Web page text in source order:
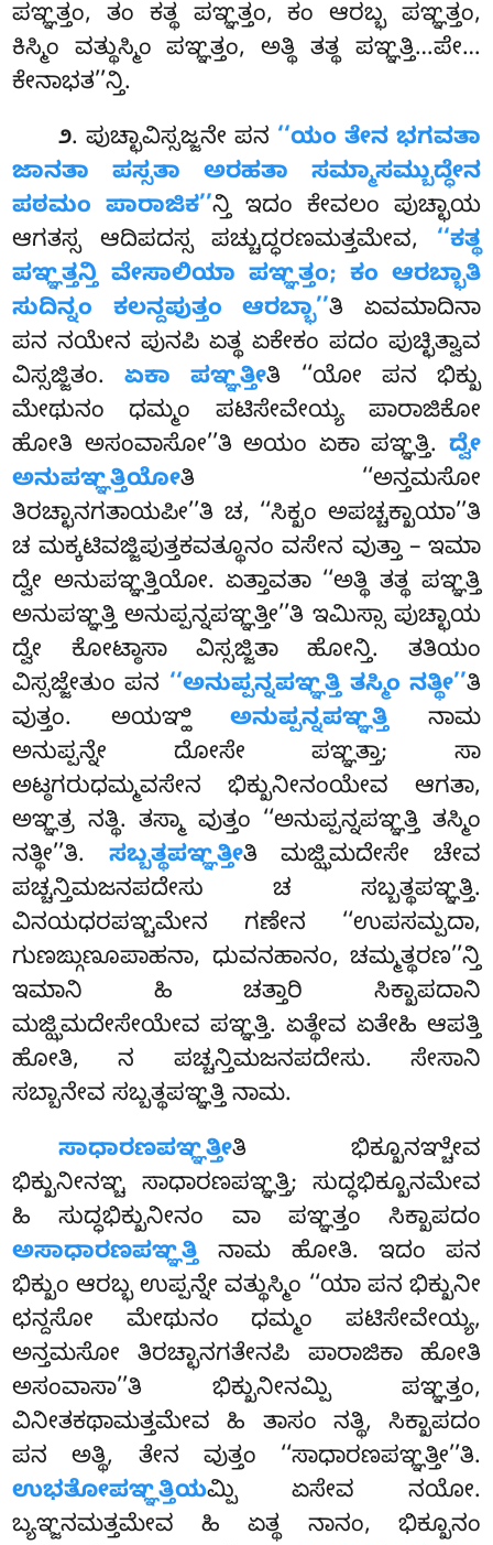
ಪಞ್ಞತ್ತಂ, ತಂ ಕತ್ಥ ಪಞ್ಞತ್ತಂ, ಕಂ ಆರಬ್ಭ ಪಞ್ಞತ್ತಂ,
ಕಿಸ್ಮಿಂ ವತ್ಥುಸ್ಮಿಂ ಪಞ್ಞತ್ತಂ, ಅತ್ಥಿ ತತ್ಥ ಪಞ್ಞತ್ತಿ…ಪೇ…
ಕೇನಾಭತ’’ನ್ತಿ.
೨. ಪುಚ್ಛಾವಿಸ್ಸಜ್ಜನೇ ಪನ ‘‘ಯಂ ತೇನ ಭಗವತಾ
ಜಾನತಾ ಪಸ್ಸತಾ ಅರಹತಾ ಸಮ್ಮಾಸಮ್ಬುದ್ಧೇನ
ಪಠಮಂ ಪಾರಾಜಿಕ’’ನ್ತಿ ಇದಂ ಕೇವಲಂ ಪುಚ್ಛಾಯ
ಆಗತಸ್ಸ ಆದಿಪದಸ್ಸ ಪಚ್ಚುದ್ಧರಣಮತ್ತಮೇವ, ‘‘ಕತ್ಥ
ಪಞ್ಞತ್ತನ್ತಿ ವೇಸಾಲಿಯಾ ಪಞ್ಞತ್ತಂ; ಕಂ ಆರಬ್ಭಾತಿ
ಸುದಿನ್ನಂ ಕಲನ್ದಪುತ್ತಂ ಆರಬ್ಭಾ’’ತಿ ಏವಮಾದಿನಾ
ಪನ ನಯೇನ ಪುನಪಿ ಏತ್ಥ ಏಕೇಕಂ ಪದಂ ಪುಚ್ಛಿತ್ವಾವ
ವಿಸ್ಸಜ್ಜಿತಂ.ಏಕಾ ಪಞ್ಞತ್ತೀತಿ ‘‘ಯೋ ಪನ ಭಿಕ್ಖು
ಮೇಥುನಂ ಧಮ್ಮಂ ಪಟಿಸೇವೇಯ್ಯ ಪಾರಾಜಿಕೋ
ಹೋತಿ ಅಸಂವಾಸೋ’’ತಿ ಅಯಂ ಏಕಾ ಪಞ್ಞತ್ತಿ. ದ್ವೇ
ಅನುಪಞ್ಞತ್ತಿಯೋತಿ ‘‘ಅನ್ತಮಸೋ
ತಿರಚ್ಛಾನಗತಾಯಪೀ’’ತಿ ಚ, ‘‘ಸಿಕ್ಖಂ ಅಪಚ್ಚಕ್ಖಾಯಾ’’ತಿ
ಚ ಮಕ್ಕಟಿವಜ್ಜಿಪುತ್ತಕವತ್ಥೂನಂ ವಸೇನ ವುತ್ತಾ – ಇಮಾ
ದ್ವೇ ಅನುಪಞ್ಞತ್ತಿಯೋ. ಏತ್ತಾವತಾ ‘‘ಅತ್ಥಿ ತತ್ಥ ಪಞ್ಞತ್ತಿ
ಅನುಪಞ್ಞತ್ತಿ ಅನುಪ್ಪನ್ನಪಞ್ಞತ್ತೀ’’ತಿ ಇಮಿಸ್ಸಾ ಪುಚ್ಛಾಯ
ದ್ವೇ ಕೋಟ್ಠಾಸಾ ವಿಸ್ಸಜ್ಜಿತಾ ಹೋನ್ತಿ. ತತಿಯಂ
ವಿಸ್ಸಜ್ಜೇತುಂ ಪನ ‘‘ಅನುಪ್ಪನ್ನಪಞ್ಞತ್ತಿ ತಸ್ಮಿಂ ನತ್ಥೀ’’ತಿ
ವುತ್ತಂ. ಅಯಞ್ಹಿಅನುಪ್ಪನ್ನಪಞ್ಞತ್ತಿನಾಮ
ಅನುಪ್ಪನ್ನೇ ದೋಸೇ ಪಞ್ಞತ್ತಾ; ಸಾ
ಅಟ್ಠಗರುಧಮ್ಮವಸೇನ ಭಿಕ್ಖುನೀನಂಯೇವ ಆಗತಾ,
ಅಞ್ಞತ್ರ ನತ್ಥಿ. ತಸ್ಮಾ ವುತ್ತಂ ‘‘ಅನುಪ್ಪನ್ನಪಞ್ಞತ್ತಿ ತಸ್ಮಿಂ
ನತ್ಥೀ’’ತಿ. ಸಬ್ಬತ್ಥಪಞ್ಞತ್ತೀತಿ ಮಜ್ಝಿಮದೇಸೇ ಚೇವ
ಪಚ್ಚನ್ತಿಮಜನಪದೇಸು ಚ ಸಬ್ಬತ್ಥಪಞ್ಞತ್ತಿ.
ವಿನಯಧರಪಞ್ಚಮೇನ ಗಣೇನ ‘‘ಉಪಸಮ್ಪದಾ,
ಗುಣಙ್ಗುಣೂಪಾಹನಾ, ಧುವನಹಾನಂ, ಚಮ್ಮತ್ಥರಣ’’ನ್ತಿ
ಇಮಾನಿ ಹಿ ಚತ್ತಾರಿ ಸಿಕ್ಖಾಪದಾನಿ
ಮಜ್ಝಿಮದೇಸೇಯೇವ ಪಞ್ಞತ್ತಿ. ಏತ್ಥೇವ ಏತೇಹಿ ಆಪತ್ತಿ
ಹೋತಿ, ನ ಪಚ್ಚನ್ತಿಮಜನಪದೇಸು. ಸೇಸಾನಿ
ಸಬ್ಬಾನೇವ ಸಬ್ಬತ್ಥಪಞ್ಞತ್ತಿ ನಾಮ.
ಸಾಧಾರಣಪಞ್ಞತ್ತೀತಿ ಭಿಕ್ಖೂನಞ್ಚೇವ
ಭಿಕ್ಖುನೀನಞ್ಚ ಸಾಧಾರಣಪಞ್ಞತ್ತಿ; ಸುದ್ಧಭಿಕ್ಖೂನಮೇವ
ಹಿ ಸುದ್ಧಭಿಕ್ಖುನೀನಂ ವಾ ಪಞ್ಞತ್ತಂ ಸಿಕ್ಖಾಪದಂ
ಅಸಾಧಾರಣಪಞ್ಞತ್ತಿನಾಮ ಹೋತಿ. ಇದಂ ಪನ
ಭಿಕ್ಖುಂ ಆರಬ್ಭ ಉಪ್ಪನ್ನೇ ವತ್ಥುಸ್ಮಿಂ ‘‘ಯಾ ಪನ ಭಿಕ್ಖುನೀ
ಛನ್ದಸೋ ಮೇಥುನಂ ಧಮ್ಮಂ ಪಟಿಸೇವೇಯ್ಯ,
ಅನ್ತಮಸೋ ತಿರಚ್ಛಾನಗತೇನಪಿ ಪಾರಾಜಿಕಾ ಹೋತಿ
ಅಸಂವಾಸಾ’’ತಿ ಭಿಕ್ಖುನೀನಮ್ಪಿ ಪಞ್ಞತ್ತಂ,
ವಿನೀತಕಥಾಮತ್ತಮೇವ ಹಿ ತಾಸಂ ನತ್ಥಿ, ಸಿಕ್ಖಾಪದಂ
ಪನ ಅತ್ಥಿ, ತೇನ ವುತ್ತಂ ‘‘ಸಾಧಾರಣಪಞ್ಞತ್ತೀ’’ತಿ.
ಉಭತೋಪಞ್ಞತ್ತಿಯಮ್ಪಿ ಏಸೇವ ನಯೋ.
ಬ್ಯಞ್ಜನಮತ್ತಮೇವ ಹಿ ಏತ್ಥ ನಾನಂ, ಭಿಕ್ಖೂನಂ